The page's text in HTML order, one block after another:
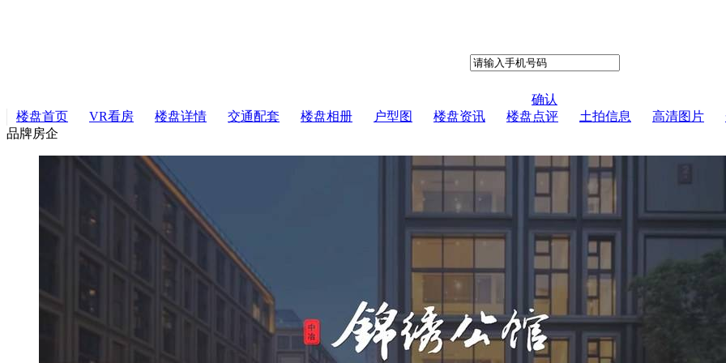
确认
楼盘首页
VR看房 楼盘详情 交通配套 楼盘相册 户型图 楼盘资讯 楼盘点评 土拍信息 高清图片
品牌房企